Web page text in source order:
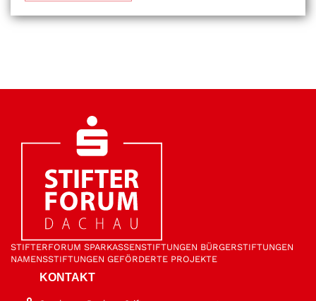
STIFTER­FORUM SPARKASSEN­STIFTUNGEN BÜRGER­STIFTUNGEN
NAMENS­STIFTUNGEN GEFÖRDERTE PROJEKTE
KONTAKT